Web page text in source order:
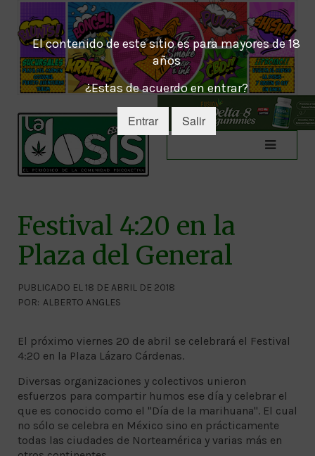
El contenido de este sitio es para mayores de 18
años
¿Estas de acuerdo en entrar?
Entrar Salir
Festival 4:20 en la
Plaza del General
PUBLICADO EL 18 DE ABRIL DE 2018
POR: ALBERTO ANGLES
El próximo viernes 20 de abril se celebrará el Festival
4:20 en la Plaza Lázaro Cárdenas.
Diversas organizaciones y colectivos unieron
esfuerzos para compartir humos ese día y celebrar el
que es conocido como el "Día de la marihuana". El cual
no sólo se celebra en México sino en prácticamente
todas las ciudades de Norteamérica y varias más en